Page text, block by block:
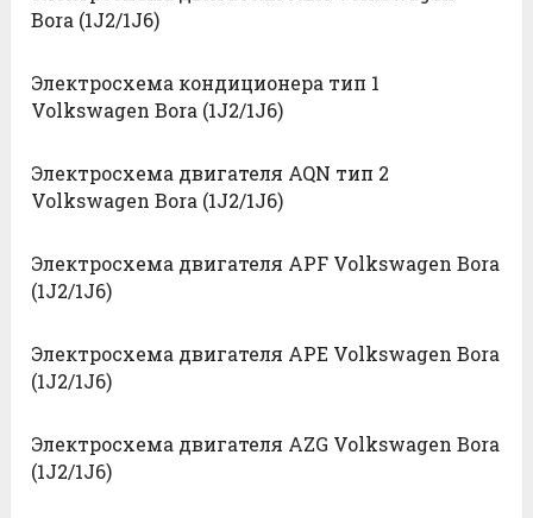
Bora (1J2/1J6)
Электросхема кондиционера тип 1
Volkswagen Bora (1J2/1J6)
Электросхема двигателя AQN тип 2
Volkswagen Bora (1J2/1J6)
Электросхема двигателя APF Volkswagen Bora
(1J2/1J6)
Электросхема двигателя APE Volkswagen Bora
(1J2/1J6)
Электросхема двигателя AZG Volkswagen Bora
(1J2/1J6)